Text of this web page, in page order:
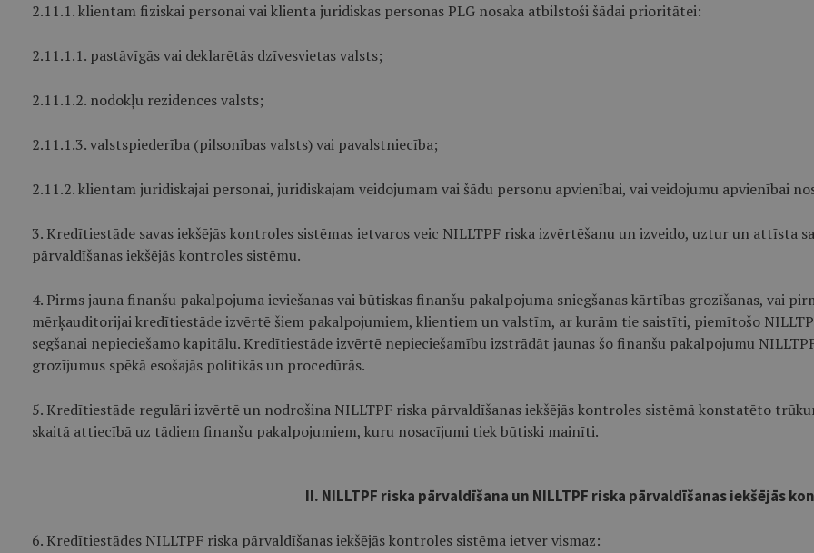
2.11.1. klientam fiziskai personai vai klienta juridiskas personas PLG nosaka atbilstoši šādai prioritātei:
2.11.1.1. pastāvīgās vai deklarētās dzīvesvietas valsts;
2.11.1.2. nodokļu rezidences valsts;
2.11.1.3. valstspiederība (pilsonības valsts) vai pavalstniecība;
2.11.2. klientam juridiskajai personai, juridiskajam veidojumam vai šādu personu apvienībai, vai veidojumu apvienībai
3. Kredītiestāde savas iekšējās kontroles sistēmas ietvaros veic NILLTPF riska izvērtēšanu un izveido, uztur un attīsta
pārvaldīšanas iekšējās kontroles sistēmu.
4. Pirms jauna finanšu pakalpojuma ieviešanas vai būtiskas finanšu pakalpojuma sniegšanas kārtības grozīšanas, vai
mērķauditorijai kredītiestāde izvērtē šiem pakalpojumiem, klientiem un valstīm, ar kurām tie saistīti, piemītošo
segšanai nepieciešamo kapitālu. Kredītiestāde izvērtē nepieciešamību izstrādāt jaunas šo finanšu pakalpojumu
grozījumus spēkā esošajās politikās un procedūrās.
5. Kredītiestāde regulāri izvērtē un nodrošina NILLTPF riska pārvaldīšanas iekšējās kontroles sistēmā konstatēto
skaitā attiecībā uz tādiem finanšu pakalpojumiem, kuru nosacījumi tiek būtiski mainīti.
II. NILLTPF riska pārvaldīšana un NILLTPF riska pārvaldīšanas iekšējās
6. Kredītiestādes NILLTPF riska pārvaldīšanas iekšējās kontroles sistēma ietver vismaz: